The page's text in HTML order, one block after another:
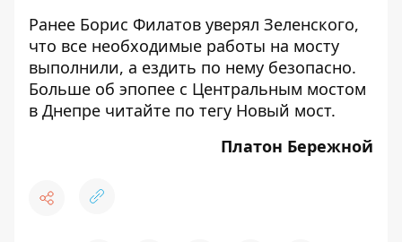
Ранее Борис Филатов уверял Зеленского,
что все необходимые работы на мосту
выполнили, а ездить по нему безопасно.
Больше об эпопее с Центральным мостом
в Днепре читайте по тегу Новый мост.
Платон Бережной